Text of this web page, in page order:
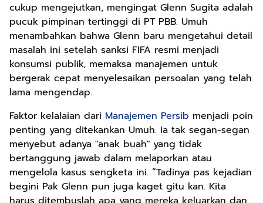
cukup mengejutkan, mengingat Glenn Sugita adalah
pucuk pimpinan tertinggi di PT PBB. Umuh
menambahkan bahwa Glenn baru mengetahui detail
masalah ini setelah sanksi FIFA resmi menjadi
konsumsi publik, memaksa manajemen untuk
bergerak cepat menyelesaikan persoalan yang telah
lama mengendap.
Faktor kelalaian dari Manajemen Persib menjadi poin
penting yang ditekankan Umuh. Ia tak segan-segan
menyebut adanya "anak buah" yang tidak
bertanggung jawab dalam melaporkan atau
mengelola kasus sengketa ini. “Tadinya pas kejadian
begini Pak Glenn pun juga kaget gitu kan. Kita